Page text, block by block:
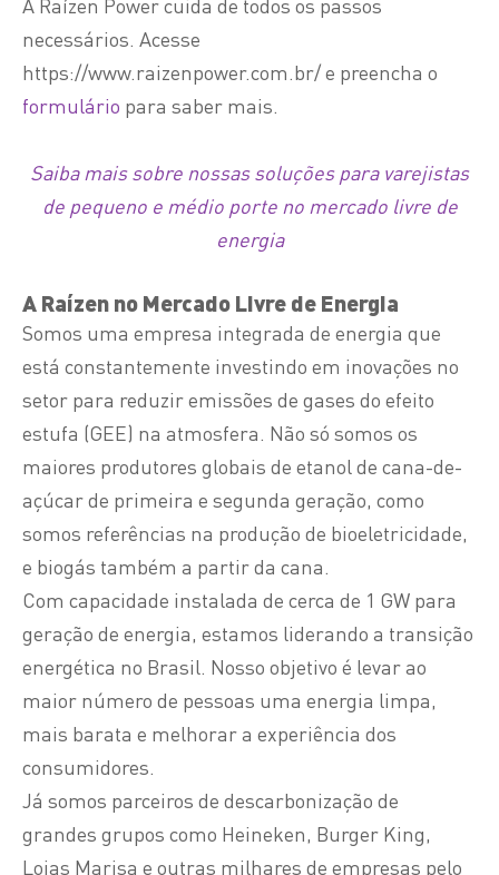
necessários. Acesse
https://www.raizenpower.com.br/e preencha o
formulário para saber mais.
Saiba mais sobre nossas soluções para varejistas
de pequeno e médio porte no mercado livre de
energia
A Raízen no Mercado Livre de Energia
Somos uma empresa integrada de energia que
está constantemente investindo em inovações no
setor para reduzir emissões de gases do efeito
estufa (GEE) na atmosfera. Não só somos os
maiores produtores globais de etanol de cana-de-
açúcar de primeira e segunda geração, como
somos referências na produção de bioeletricidade,
e biogás também a partir da cana.
Com capacidade instalada de cerca de 1 GW para
geração de energia, estamos liderando a transição
energética no Brasil. Nosso objetivo é levar ao
maior número de pessoas uma energia limpa,
mais barata e melhorar a experiência dos
consumidores.
Já somos parceiros de descarbonização de
grandes grupos como Heineken, Burger King,
Lojas Marisa e outras milhares de empresas pelo